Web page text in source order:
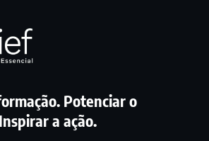
Potenciar o
a ação.